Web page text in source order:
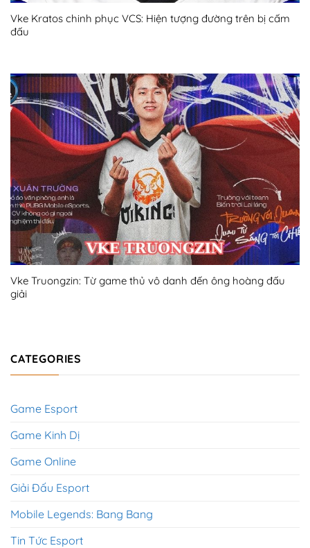
Vke Kratos chinh phục VCS: Hiện tượng đường trên bị cấm
đấu
Vke Truongzin: Từ game thủ vô danh đến ông hoàng đấu
giải
CATEGORIES
Game Esport
Game Kinh Dị
Game Online
Giải Đấu Esport
Mobile Legends: Bang Bang
Tin Tức Esport